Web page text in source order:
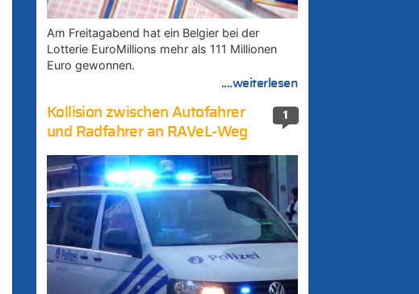
Am Freitagabend hat ein Belgier bei der
Lotterie EuroMillions mehr als 111 Millionen
Euro gewonnen.
....weiterlesen
1
Kollision zwischen Autofahrer
und Radfahrer an RAVeL-Weg